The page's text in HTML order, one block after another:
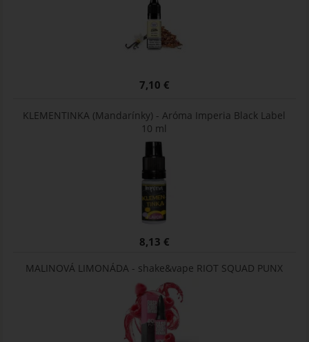
7,10 €
KLEMENTINKA (Mandarínky) - Aróma Imperia Black Label
10 ml
8,13 €
MALINOVÁ LIMONÁDA - shake&vape RIOT SQUAD PUNX